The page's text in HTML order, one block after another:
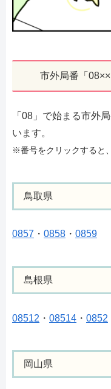
市外局番「
「08」で始まる市外
います。
※番号をクリックすると
鳥取県
0857 ・ 0858 ・ 0859
島根県
08512 ・ 08514 ・ 0852
岡山県